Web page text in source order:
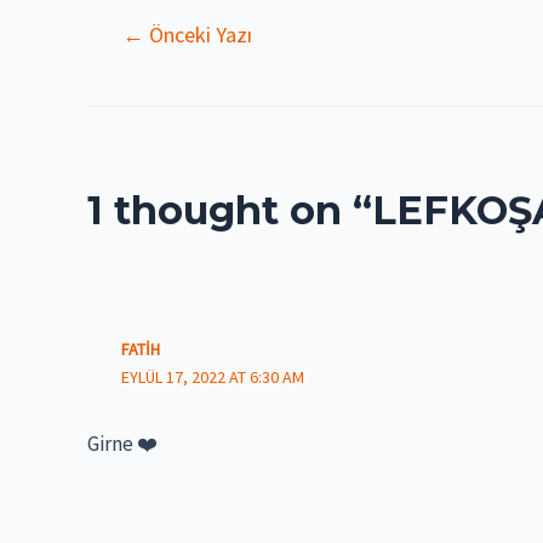
← Önceki Yazı
1 thought on
FATIH
EYLÜL 17, 2022 AT 6:30 AM
Girne ❤️